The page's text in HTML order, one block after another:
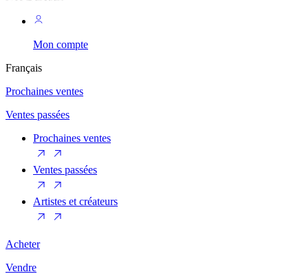
Mon compte
Français
Prochaines ventes
Ventes passées
Prochaines ventes
Ventes passées
Artistes et créateurs
Acheter
Vendre